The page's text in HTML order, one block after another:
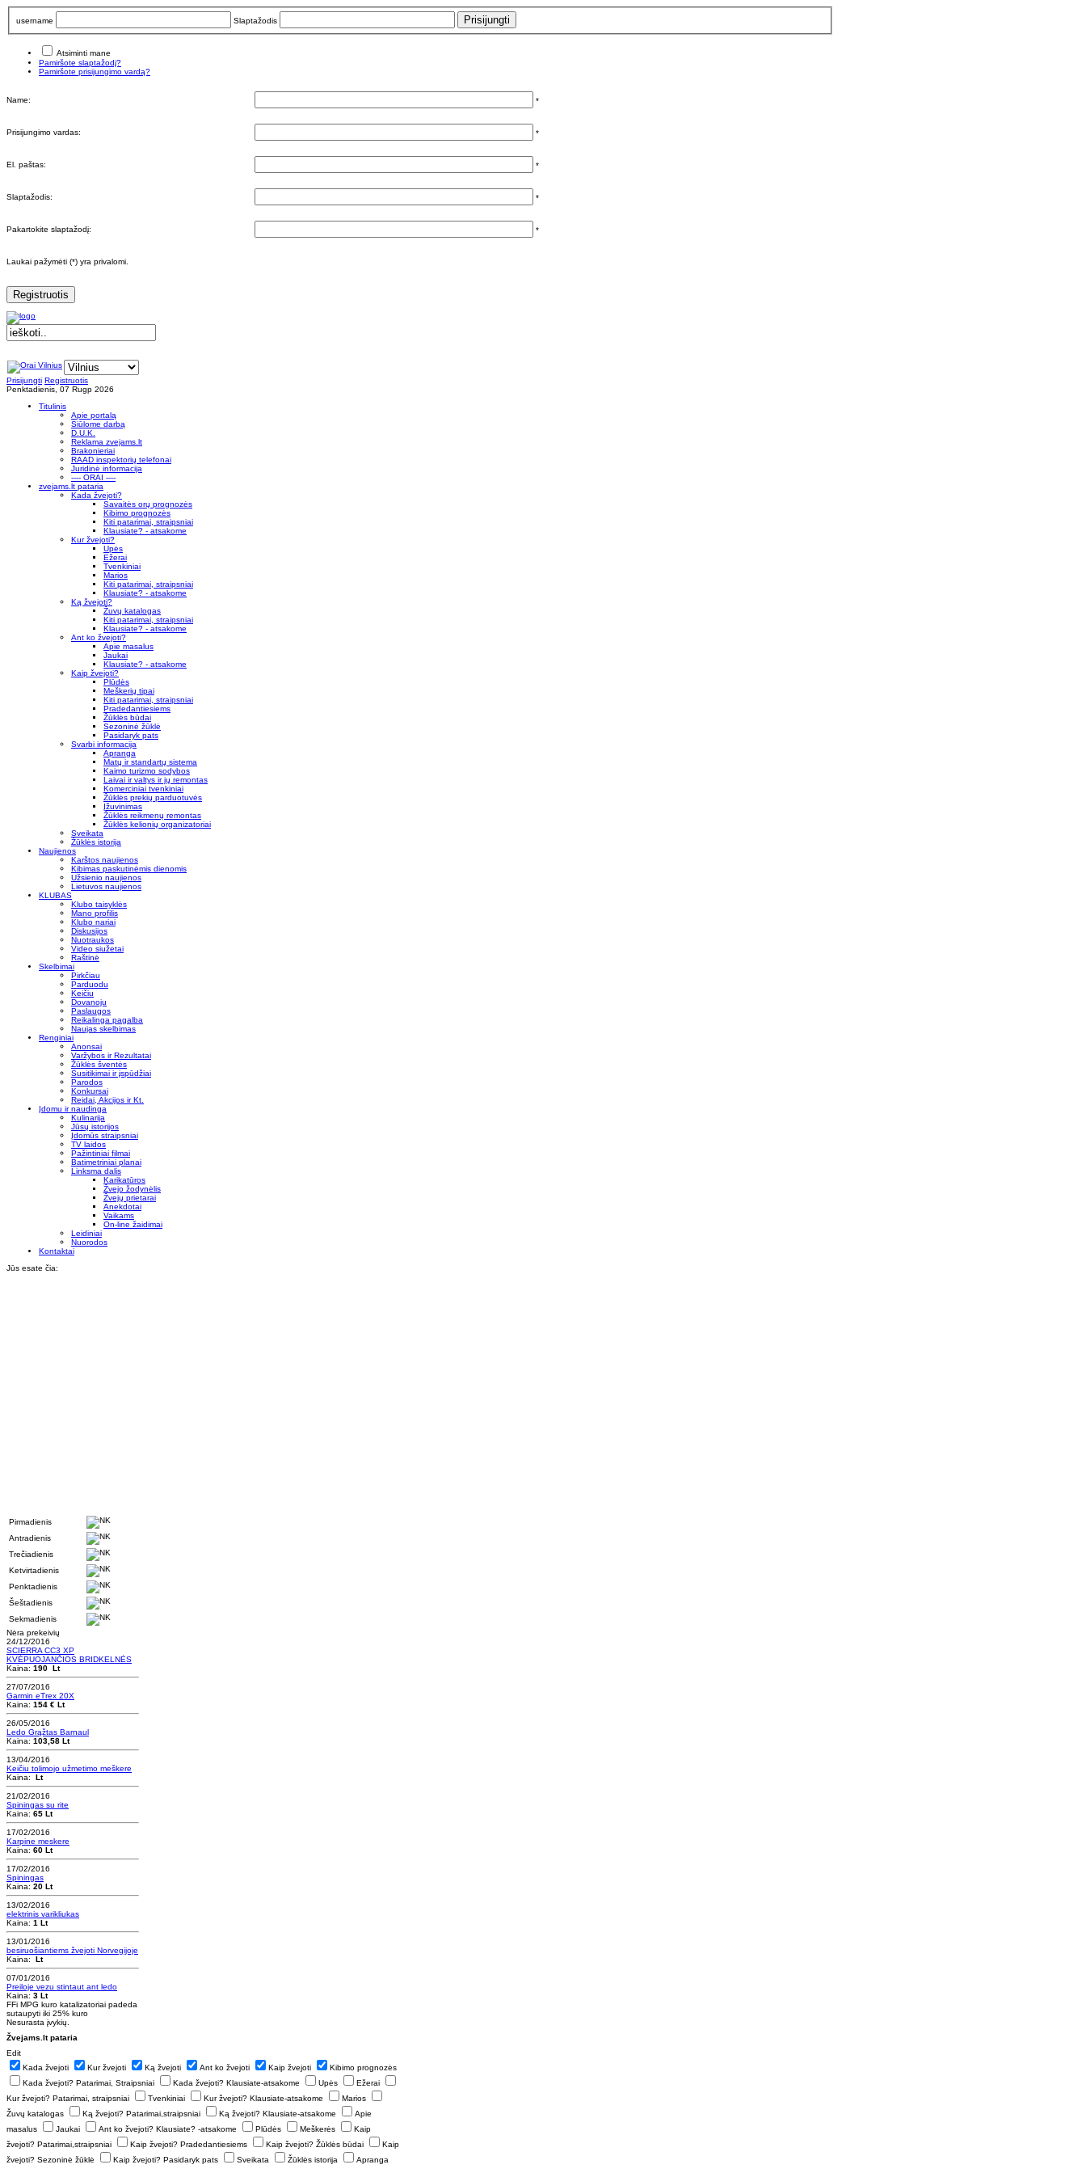
username Slaptažodis
Atsiminti mane
Pamiršote slaptažodį?
Pamiršote prisijungimo vardą?
Name: *
Prisijungimo vardas: *
El. paštas: *
Slaptažodis: *
Pakartokite slaptažodį: *
Laukai pažymėti (*) yra privalomi.
Registruotis
Prisijungti Registruotis
Penktadienis, 07 Rugp 2026
Titulinis
Apie portalą
Siūlome darbą
D.U.K.
Reklama zvejams.lt
Brakonieriai
RAAD inspektorių telefonai
Juridinė informacija
---- ORAI ----
zvejams.lt pataria
Kada žvejoti?
Savaitės orų prognozės
Kibimo prognozės
Kiti patarimai, straipsniai
Klausiate? - atsakome
Kur žvejoti?
Upės
Ežerai
Tvenkiniai
Marios
Kiti patarimai, straipsniai
Klausiate? - atsakome
Ką žvejoti?
Žuvų katalogas
Kiti patarimai, straipsniai
Klausiate? - atsakome
Ant ko žvejoti?
Apie masalus
Jaukai
Klausiate? - atsakome
Kaip žvejoti?
Plūdės
Meškerių tipai
Kiti patarimai, straipsniai
Pradedantiesiems
Žūklės būdai
Sezoninė žūklė
Pasidaryk pats
Svarbi informacija
Apranga
Matų ir standartų sistema
Kaimo turizmo sodybos
Laivai ir valtys ir jų remontas
Komerciniai tvenkiniai
Žūklės prekių parduotuvės
Įžuvinimas
Žūklės reikmenų remontas
Žūklės kelionių organizatoriai
Sveikata
Žūklės istorija
Naujienos
Karštos naujienos
Kibimas paskutinėmis dienomis
Užsienio naujienos
Lietuvos naujienos
KLUBAS
Klubo taisyklės
Mano profilis
Klubo nariai
Diskusijos
Nuotraukos
Video siužetai
Raštinė
Skelbimai
Pirkčiau
Parduodu
Keičiu
Dovanoju
Paslaugos
Reikalinga pagalba
Naujas skelbimas
Renginiai
Anonsai
Varžybos ir Rezultatai
Žūklės šventės
Susitikimai ir įspūdžiai
Parodos
Konkursai
Reidai, Akcijos ir Kt.
Įdomu ir naudinga
Kulinarija
Jūsų istorijos
Įdomūs straipsniai
TV laidos
Pažintiniai filmai
Batimetriniai planai
Linksma dalis
Karikatūros
Žvejo žodynėlis
Žvejų prietarai
Anekdotai
Vaikams
On-line žaidimai
Leidiniai
Nuorodos
Kontaktai
Jūs esate čia:
Pirmadienis
Antradienis
Trečiadienis
Ketvirtadienis
Penktadienis
Šeštadienis
Sekmadienis
Nėra prekeivių
24/12/2016
SCIERRA CC3 XP
KVĖPUOJANČIOS BRIDKELNĖS
Kaina: 190 Lt
27/07/2016
Garmin eTrex 20X
Kaina: 154 € Lt
26/05/2016
Ledo Grąžtas Barnaul
Kaina: 103,58 Lt
13/04/2016
Keičiu tolimojo užmetimo meškere
Kaina:
Lt
21/02/2016
Spiningas su rite
Kaina: 65 Lt
17/02/2016
Karpine meskere
Kaina: 60 Lt
17/02/2016
Spiningas
Kaina: 20 Lt
13/02/2016
elektrinis varikliukas
Kaina: 1 Lt
13/01/2016
besiruošiantiems žvejoti Norvegijoje
Kaina:
Lt
07/01/2016
Preiloje vezu stintaut ant ledo
Kaina: 3 Lt
FFi MPG kuro katalizatoriai padeda
sutaupyti iki 25% kuro
Nesurasta įvykių.
Žvejams.lt pataria
Edit
Kada žvejoti
Kur žvejoti Ką žvejoti Ant ko žvejoti Kaip žvejoti
Kibimo prognozės
Kada žvejoti? Patarimai, Straipsniai
Kada žvejoti? Klausiate-atsakome Upės
Ežerai
Kur žvejoti? Patarimai, straipsniai
Tvenkiniai Kur žvejoti? Klausiate-atsakome
Marios
Žuvų katalogas
Ką žvejoti? Patarimai,straipsniai Ką žvejoti? Klausiate-atsakome
Apie
masalus
Jaukai Ant ko žvejoti? Klausiate? -atsakome Plūdės Meškerės
Kaip
žvejoti? Patarimai,straipsniai
Kaip žvejoti? Pradedantiesiems Kaip žvejoti? Žūklės būdai
Kaip
žvejoti? Sezoninė žūklė
Kaip žvejoti? Pasidaryk pats Sveikata Žūklės istorija Apranga